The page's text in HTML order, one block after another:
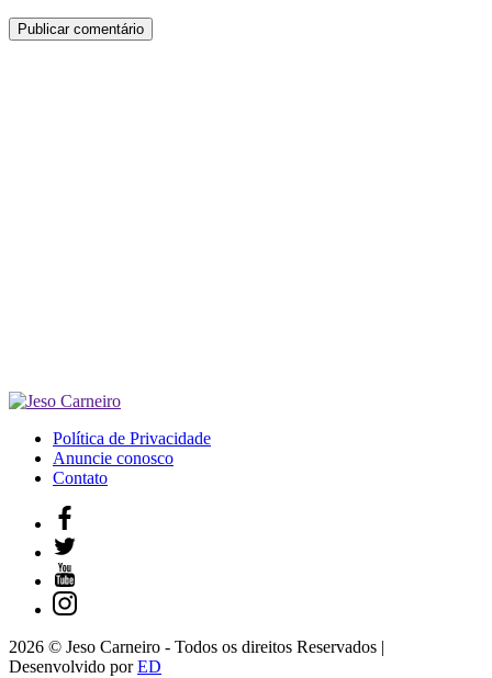
Política de Privacidade
Anuncie conosco
Contato
2026 © Jeso Carneiro - Todos os direitos Reservados |
Desenvolvido porED